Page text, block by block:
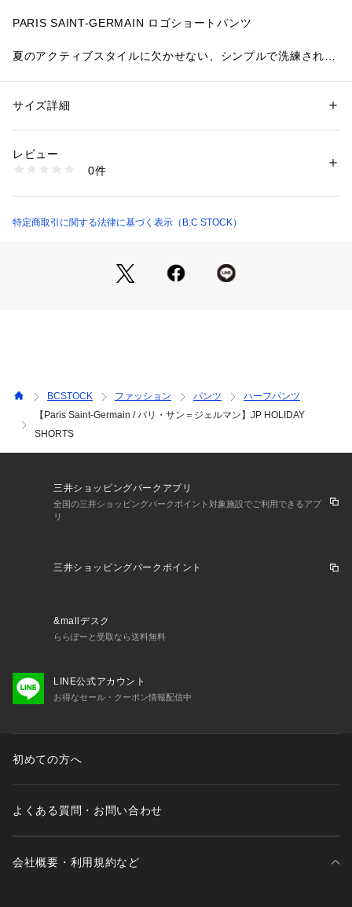
PARIS SAINT-GERMAIN ロゴショートパンツ
夏のアクティブスタイルに欠かせない、シンプルで洗練された
ワンポイントで配され、上品なストリート感を演出します。
汗ばむ季節でも快適に過ごせる通気性の良さと、ストレスフリ
ーな穿き心地を実現しています。
漂う「ベージュ」の5色展開。どの色もスタイリングの主役に
拠地パリ唯一のプロサッカークラブとして存在。それ以来、わ
ずか10年間で27個、創立から合計45個のトロフィーを獲得
し、フランスで最も成功したサッカークラブになりました。ま
た、ロナウジーニョ、ベッカム、イブラヒモビッチ、そして現
手が在籍・活躍してきました。クラブの国際的な人気は年々高
まり続け、現在、世界で最もソーシャルメディアにてフォロー
されているクラブの1つであり、わずか9年間で0から1億人を
2016年には、男子サッカー、女子サッカー、ハンドボール、
ブの重要なミッションと信じており、数多くのプロジェクトを
展開しています。中でも、クラブがパリに開設している「レッ
【ご注意】
画像のカラーが異なる場合もございます。
性別：メンズ
素材：表地:ポリエステル100% 裏地:ポリエステル100%
洗濯：本体:洗濯機洗い（弱）、色あせ、機械刺繍・手刺繍
※詳しい洗濯方法については、商品の品質表示タグをご覧ください
25031340000510 （ショップ）
サイズ詳細
レビュー
0件
特定商取引に関する法律に基づく表示（B.C STOCK）
BCSTOCK ファッション パンツ
ハーフパンツ
【Paris Saint-Germain / パリ・サン＝ジェルマン】JP HOLIDAY
SHORTS
三井ショッピングパークアプリ
全国の三井ショッピングパークポイント対象施設でご利用できるアプ
リ
三井ショッピングパークポイント
&mallデスク
ららぽーと受取なら送料無料
LINE公式アカウント
お得なセール・クーポン情報配信中
初めての方へ
よくある質問・お問い合わせ
会社概要・利用規約など